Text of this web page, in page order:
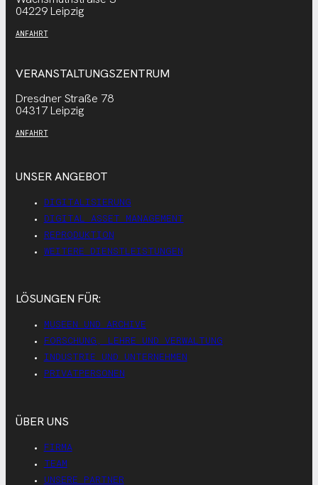
04229 Leipzig
ANFAHRT
VERANSTALTUNGSZENTRUM
Dresdner Straße 78
04317 Leipzig
ANFAHRT
UNSER ANGEBOT
DIGITALISIERUNG
DIGITAL ASSET MANAGEMENT
REPRODUKTION
WEITERE DIENSTLEISTUNGEN
LÖSUNGEN FÜR:
MUSEEN UND ARCHIVE
FORSCHUNG, LEHRE UND VERWALTUNG
INDUSTRIE UND UNTERNEHMEN
PRIVATPERSONEN
ÜBER UNS
FIRMA
TEAM
UNSERE PARTNER